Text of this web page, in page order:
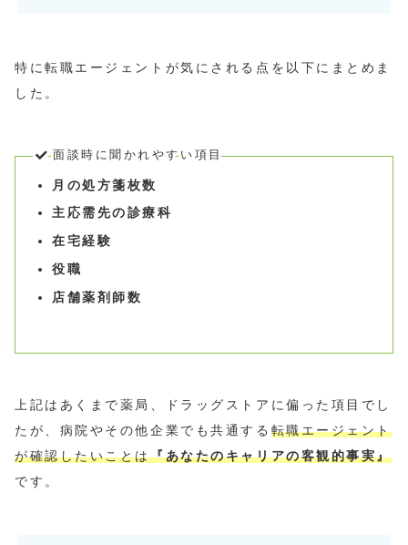
特に転職エージェントが気にされる点を以下にまとめま
した。
面談時に聞かれやすい項目
月の処方箋枚数
主応需先の診療科
在宅経験
役職
店舗薬剤師数
上記はあくまで薬局、ドラッグストアに偏った項目でし
たが、病院やその他企業でも共通する 転職エージェント
が確認したいことは『あなたのキャリアの客観的事実』
です。